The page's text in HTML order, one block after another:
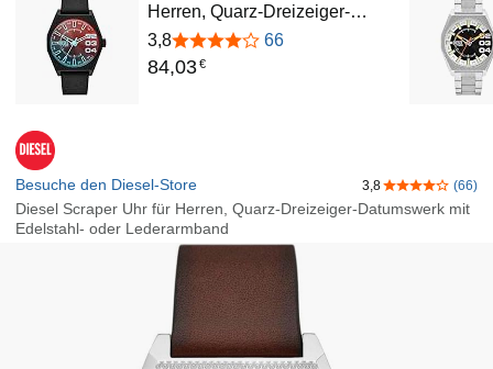
Herren, Quarz-Dreizeiger-…
3,8
66
84,03€
Besuche den Diesel-Store 3,83,8 von 5(66)
Diesel Scraper Uhr für Herren, Quarz-Dreizeiger-Datumswerk mit
Edelstahl- oder Lederarmband